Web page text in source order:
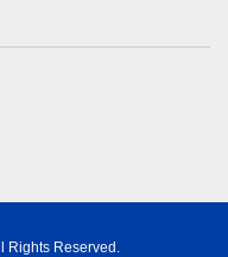
Rights Reserved.